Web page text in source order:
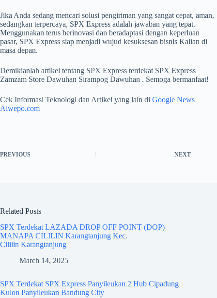
Jika Anda sedang mencari solusi pengiriman yang sangat cepat, aman,
sedangkan terpercaya, SPX Express adalah jawaban yang tepat.
Menggunakan terus berinovasi dan beradaptasi dengan keperluan
pasar, SPX Express siap menjadi wujud kesuksesan bisnis Kalian di
masa depan.
Demikianlah artikel tentang SPX Express terdekat SPX Express
Zamzam Store Dawuhan Sirampog Dawuhan . Semoga bermanfaat!
Cek Informasi Teknologi dan Artikel yang lain di Google News
Alwepo.com
PREVIOUS NEXT
Related Posts
SPX Terdekat LAZADA DROP OFF POINT (DOP)
MANAPA CILILIN Karangtanjung Kec.
Cililin Karangtanjung
March 14, 2025
SPX Terdekat SPX Express Panyileukan 2 Hub Cipadung
Kulon Panyileukan Bandung City